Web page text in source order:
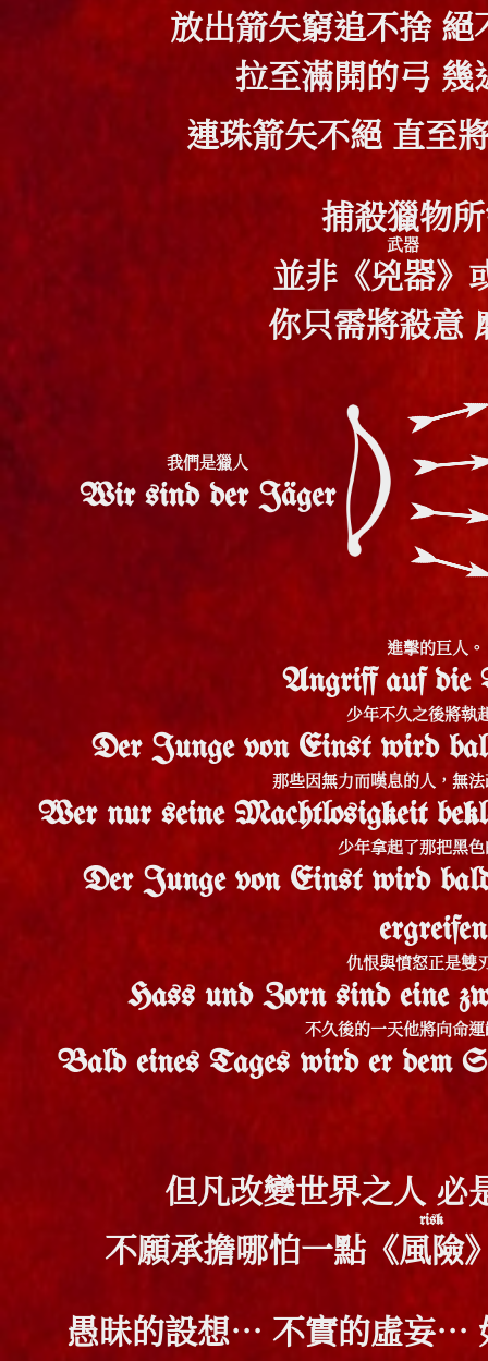
放出箭矢窮追不捨 絕
拉至滿開的弓 幾
連珠箭矢不絕 直至
捕殺獵物
並非《兇器
武器
》
你只需將殺意
Wir sind der Jäger
我們是獵人
Angriff auf die
進擊的巨人。
Der Junge von Einst wird
少年不久之後將執
Wer nur seine Machtlosigkeit
那些因無力而嘆息的人，無
Der Junge von Einst wird
少年拿起了那把黑
Hass und Zorn sind eine
仇恨與憤怒正是雙
Bald eines Tages wird er dem
不久後的一天他將向命
但凡改變世界之人 必
不願承擔哪怕一點《風險
risk
愚昧的設想… 不實的虛妄…